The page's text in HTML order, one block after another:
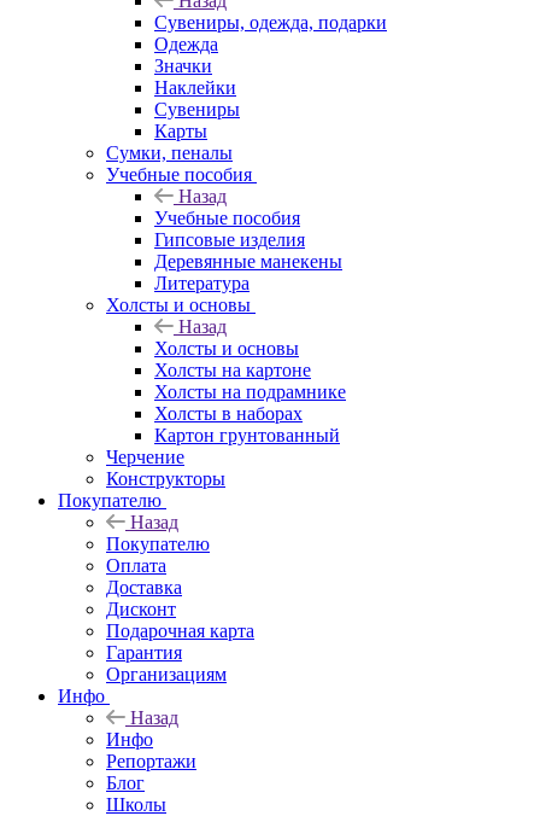
Сувениры, одежда, подарки
Одежда
Значки
Наклейки
Сувениры
Карты
Сумки, пеналы
Учебные пособия
Назад
Учебные пособия
Гипсовые изделия
Деревянные манекены
Литература
Холсты и основы
Назад
Холсты и основы
Холсты на картоне
Холсты на подрамнике
Холсты в наборах
Картон грунтованный
Черчение
Конструкторы
Покупателю
Назад
Покупателю
Оплата
Доставка
Дисконт
Подарочная карта
Гарантия
Организациям
Инфо
Назад
Инфо
Репортажи
Блог
Школы